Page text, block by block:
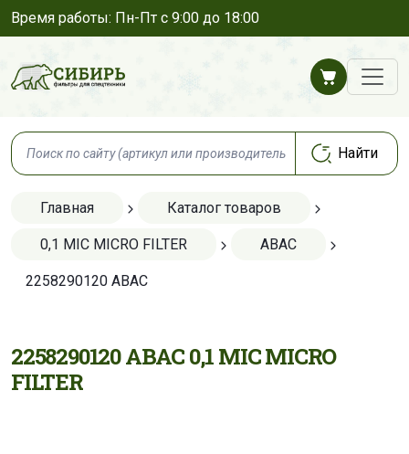
Время работы: Пн-Пт с 9:00 до 18:00
Главная Каталог товаров
0,1 MIC MICRO FILTER ABAC
2258290120 ABAC
2258290120 ABAC 0,1 MIC MICRO
FILTER